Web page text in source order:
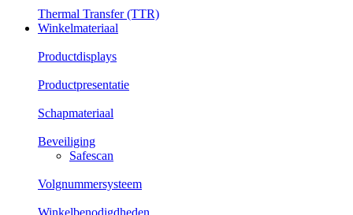
Thermal Transfer (TTR)
Winkelmateriaal
Productdisplays
Productpresentatie
Schapmateriaal
Beveiliging
Safescan
Volgnummersysteem
Winkelbenodigdheden